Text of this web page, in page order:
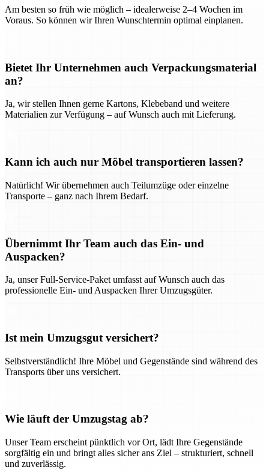
Am besten so früh wie möglich – idealerweise 2–4 Wochen im
Voraus. So können wir Ihren Wunschtermin optimal einplanen.
Bietet Ihr Unternehmen auch Verpackungsmaterial
an?
Ja, wir stellen Ihnen gerne Kartons, Klebeband und weitere
Materialien zur Verfügung – auf Wunsch auch mit Lieferung.
Kann ich auch nur Möbel transportieren lassen?
Natürlich! Wir übernehmen auch Teilumzüge oder einzelne
Transporte – ganz nach Ihrem Bedarf.
Übernimmt Ihr Team auch das Ein- und
Auspacken?
Ja, unser Full-Service-Paket umfasst auf Wunsch auch das
professionelle Ein- und Auspacken Ihrer Umzugsgüter.
Ist mein Umzugsgut versichert?
Selbstverständlich! Ihre Möbel und Gegenstände sind während des
Transports über uns versichert.
Wie läuft der Umzugstag ab?
Unser Team erscheint pünktlich vor Ort, lädt Ihre Gegenstände
sorgfältig ein und bringt alles sicher ans Ziel – strukturiert, schnell
und zuverlässig.